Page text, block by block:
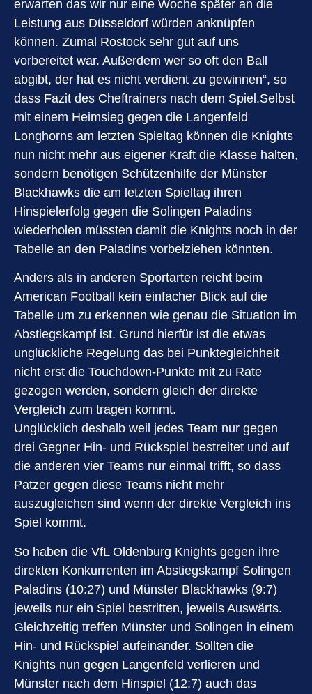
erwarten das wir nur eine Woche später an die
Leistung aus Düsseldorf würden anknüpfen
können. Zumal Rostock sehr gut auf uns
vorbereitet war. Außerdem wer so oft den Ball
abgibt, der hat es nicht verdient zu gewinnen“, so
dass Fazit des Cheftrainers nach dem Spiel.Selbst
mit einem Heimsieg gegen die Langenfeld
Longhorns am letzten Spieltag können die Knights
nun nicht mehr aus eigener Kraft die Klasse halten,
sondern benötigen Schützenhilfe der Münster
Blackhawks die am letzten Spieltag ihren
Hinspielerfolg gegen die Solingen Paladins
wiederholen müssten damit die Knights noch in der
Tabelle an den Paladins vorbeiziehen könnten.
Anders als in anderen Sportarten reicht beim
American Football kein einfacher Blick auf die
Tabelle um zu erkennen wie genau die Situation im
Abstiegskampf ist. Grund hierfür ist die etwas
unglückliche Regelung das bei Punktegleichheit
nicht erst die Touchdown-Punkte mit zu Rate
gezogen werden, sondern gleich der direkte
Vergleich zum tragen kommt.
Unglücklich deshalb weil jedes Team nur gegen
drei Gegner Hin- und Rückspiel bestreitet und auf
die anderen vier Teams nur einmal trifft, so dass
Patzer gegen diese Teams nicht mehr
auszugleichen sind wenn der direkte Vergleich ins
Spiel kommt.
So haben die VfL Oldenburg Knights gegen ihre
direkten Konkurrenten im Abstiegskampf Solingen
Paladins (10:27) und Münster Blackhawks (9:7)
jeweils nur ein Spiel bestritten, jeweils Auswärts.
Gleichzeitig treffen Münster und Solingen in einem
Hin- und Rückspiel aufeinander. Sollten die
Knights nun gegen Langenfeld verlieren und
Münster nach dem Hinspiel (12:7) auch das